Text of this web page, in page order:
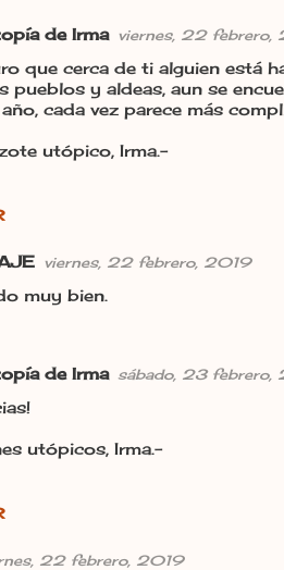
de Irma viernes, 22 febrero,
que cerca de ti alguien está
pueblos y aldeas, aun se
cada vez parece más
utópico, Irma.-
viernes, 22 febrero, 2019
muy bien.
de Irma sábado, 23 febrero,
utópicos, Irma.-
22 febrero, 2019